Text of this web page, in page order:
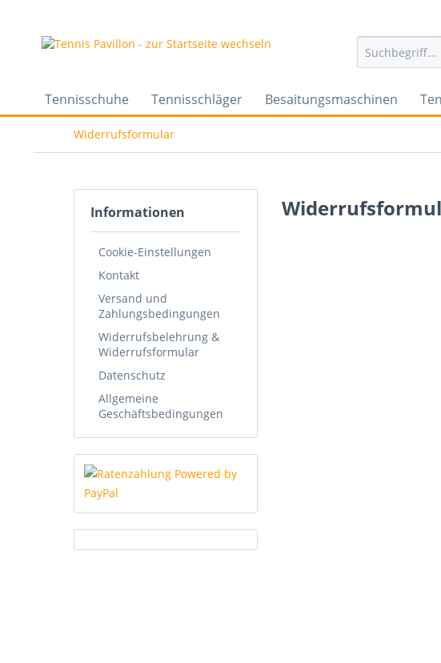
Tennisschuhe Tennisschläger Besaitungsmaschinen
Widerrufsformular
Informationen
Cookie-Einstellungen
Kontakt
Versand und
Zahlungsbedingungen
Widerrufsbelehrung &
Widerrufsformular
Datenschutz
Allgemeine
Geschäftsbedingungen